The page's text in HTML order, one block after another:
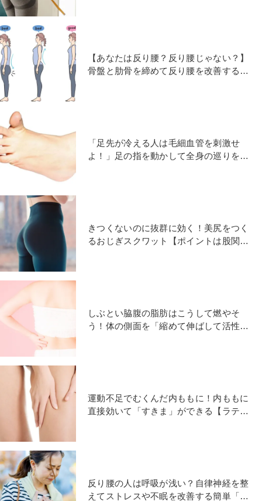
【あなたは反り腰？反り腰じゃない？】
骨盤と肋骨を締めて反り腰を改善するシ
「足先が冷える人は毛細血管を刺激せ
よ！」足の指を動かして全身の巡りを良
きつくないのに抜群に効く！美尻をつく
るおじぎスクワット【ポイントは股関
しぶとい脇腹の脂肪はこうして燃やそ
う！体の側面を「縮めて伸ばして活性化
運動不足でむくんだ内ももに！内ももに
直接効いて「すきま」ができる【ラテラ
反り腰の人は呼吸が浅い？自律神経を整
えてストレスや不眠を改善する簡単「狭